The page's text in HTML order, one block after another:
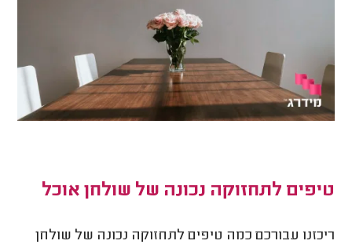
טיפים לתחזוקה נכונה של שולחן אוכל
ריכזנו עבורכם כמה טיפים לתחזוקה נכונה של שולחן